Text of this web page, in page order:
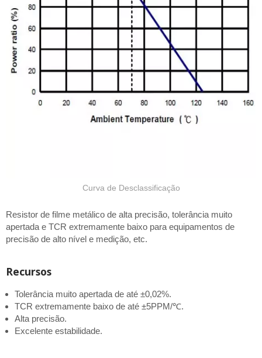
Curva de Desclassificação
Resistor de filme metálico de alta precisão, tolerância muito
apertada e TCR extremamente baixo para equipamentos de
precisão de alto nível e medição, etc.
Recursos
Tolerância muito apertada de até ±0,02%.
TCR extremamente baixo de até ±5PPM/℃.
Alta precisão.
Excelente estabilidade.